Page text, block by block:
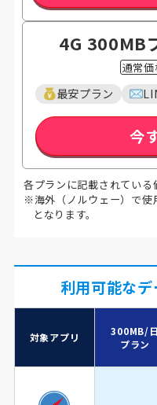
4G 300MB
通常価
最安プラン
今
各プランに記載されている
※海外（ノルウェー）で使
となります。
利用可能な
対象アプリ
300MB/日
プラン